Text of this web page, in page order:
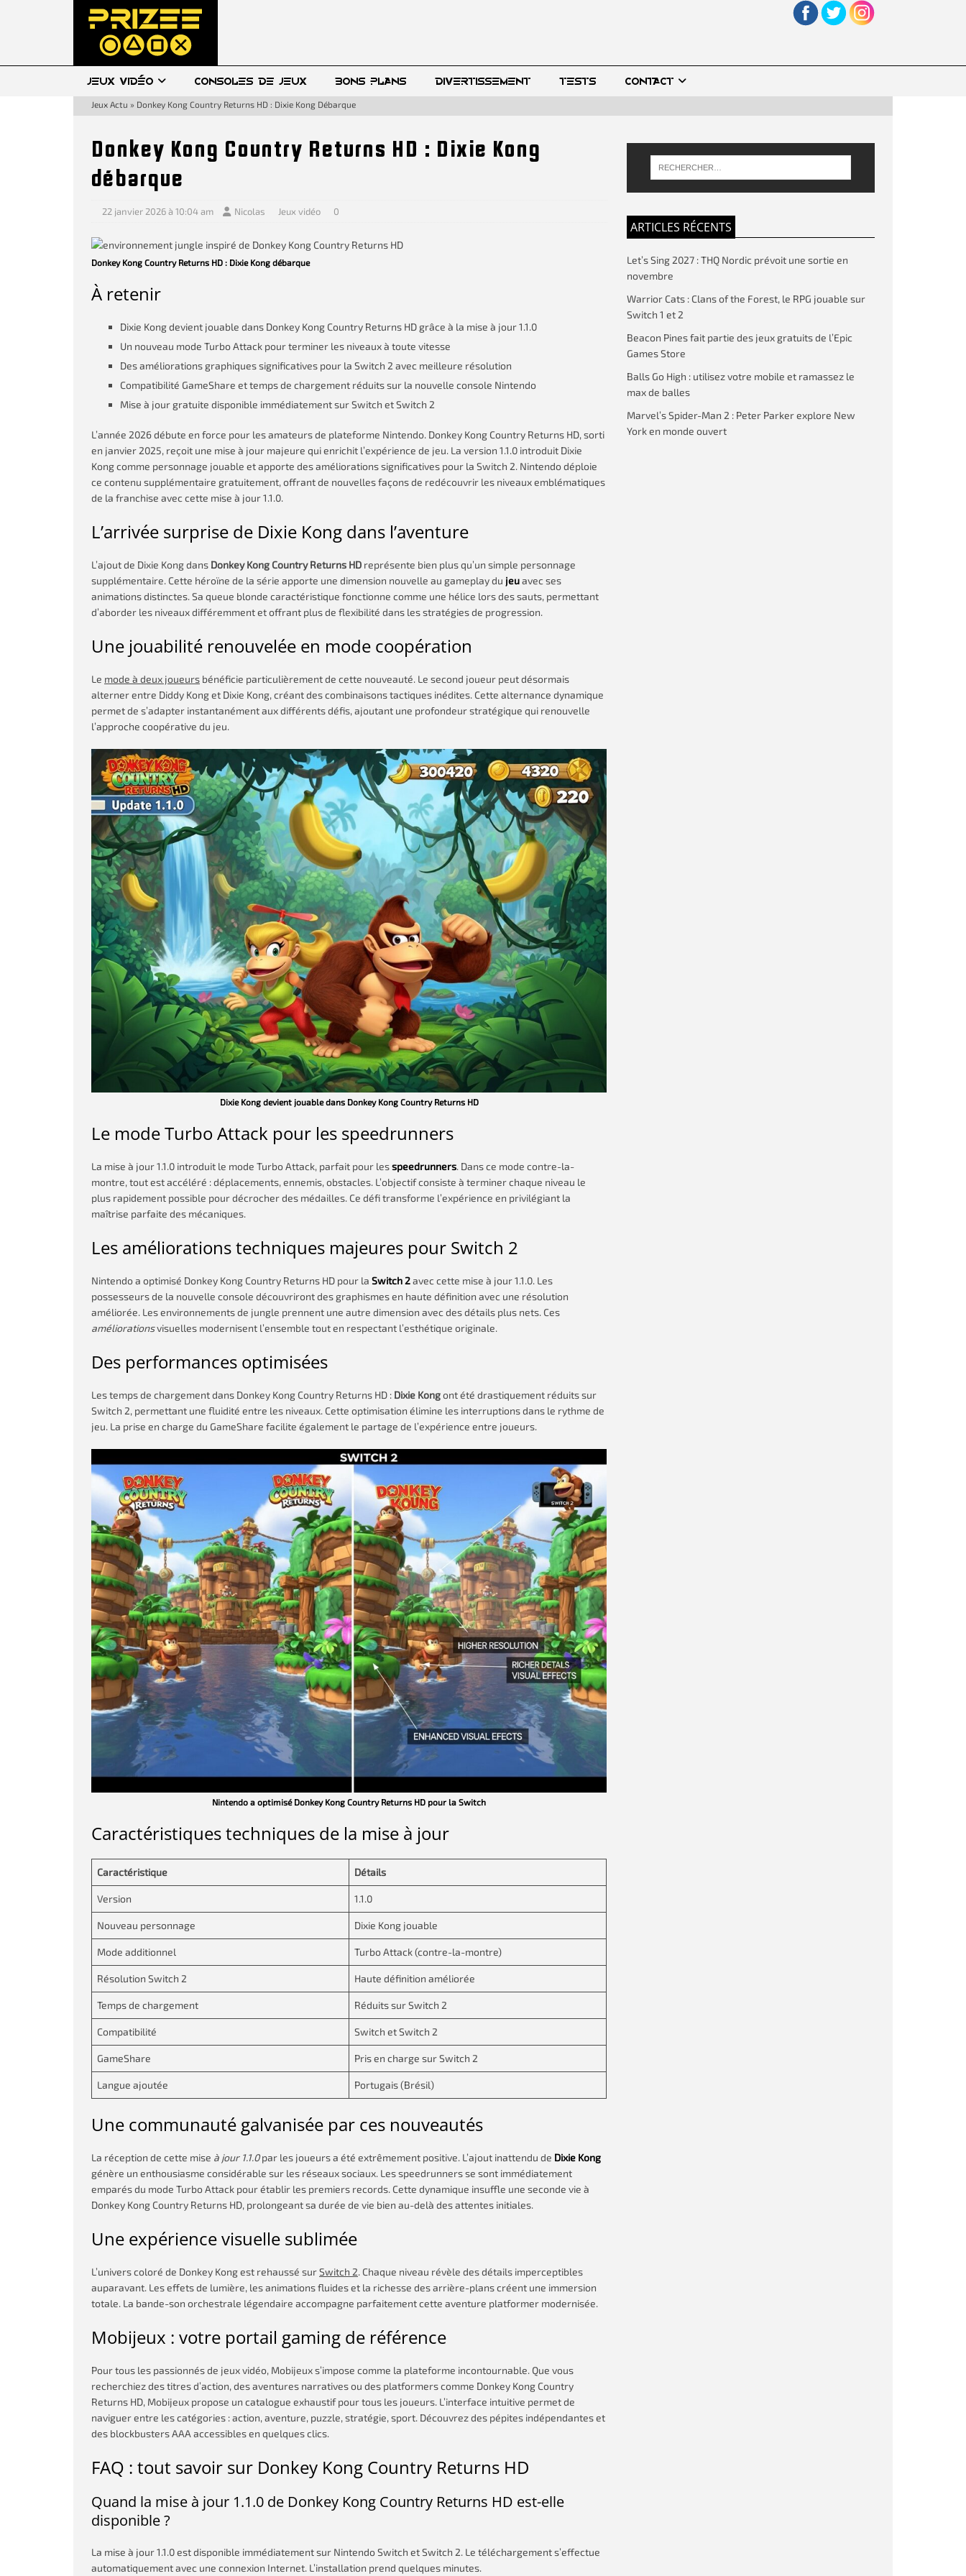
JEUX VIDÉO CONSOLES DE JEUX BONS PLANS DIVERTISSEMENT TESTS CONTACT
Jeux Actu » Donkey Kong Country Returns HD : Dixie Kong Débarque
Donkey Kong Country Returns HD : Dixie Kong
débarque
22 janvier 2026 à 10:04 am Nicolas Jeux vidéo 0
Donkey Kong Country Returns HD : Dixie Kong débarque
À retenir
Dixie Kong devient jouable dans Donkey Kong Country Returns HD grâce à la mise à jour 1.1.0
Un nouveau mode Turbo Attack pour terminer les niveaux à toute vitesse
Des améliorations graphiques significatives pour la Switch 2 avec meilleure résolution
Compatibilité GameShare et temps de chargement réduits sur la nouvelle console Nintendo
Mise à jour gratuite disponible immédiatement sur Switch et Switch 2
L’année 2026 débute en force pour les amateurs de plateforme Nintendo. Donkey Kong Country Returns HD, sorti
en janvier 2025, reçoit une mise à jour majeure qui enrichit l’expérience de jeu. La version 1.1.0 introduit Dixie
Kong comme personnage jouable et apporte des améliorations significatives pour la Switch 2. Nintendo déploie
ce contenu supplémentaire gratuitement, offrant de nouvelles façons de redécouvrir les niveaux emblématiques
de la franchise avec cette mise à jour 1.1.0.
L’arrivée surprise de Dixie Kong dans l’aventure
L’ajout de Dixie Kong dans Donkey Kong Country Returns HD représente bien plus qu’un simple personnage
supplémentaire. Cette héroïne de la série apporte une dimension nouvelle au gameplay du jeuavec ses
animations distinctes. Sa queue blonde caractéristique fonctionne comme une hélice lors des sauts, permettant
d’aborder les niveaux différemment et offrant plus de flexibilité dans les stratégies de progression.
Une jouabilité renouvelée en mode coopération
Le mode à deux joueurs bénéficie particulièrement de cette nouveauté. Le second joueur peut désormais
alterner entre Diddy Kong et Dixie Kong, créant des combinaisons tactiques inédites. Cette alternance dynamique
permet de s’adapter instantanément aux différents défis, ajoutant une profondeur stratégique qui renouvelle
l’approche coopérative du jeu.
Dixie Kong devient jouable dans Donkey Kong Country Returns HD
Le mode Turbo Attack pour les speedrunners
La mise à jour 1.1.0 introduit le mode Turbo Attack, parfait pour lesspeedrunners. Dans ce mode contre-la-
montre, tout est accéléré : déplacements, ennemis, obstacles. L’objectif consiste à terminer chaque niveau le
plus rapidement possible pour décrocher des médailles. Ce défi transforme l’expérience en privilégiant la
maîtrise parfaite des mécaniques.
Les améliorations techniques majeures pour Switch 2
Nintendo a optimisé Donkey Kong Country Returns HD pour la Switch 2avec cette mise à jour 1.1.0. Les
possesseurs de la nouvelle console découvriront des graphismes en haute définition avec une résolution
améliorée. Les environnements de jungle prennent une autre dimension avec des détails plus nets. Ces
améliorationsvisuelles modernisent l’ensemble tout en respectant l’esthétique originale.
Des performances optimisées
Les temps de chargement dans Donkey Kong Country Returns HD : Dixie Kongont été drastiquement réduits sur
Switch 2, permettant une fluidité entre les niveaux. Cette optimisation élimine les interruptions dans le rythme de
jeu. La prise en charge du GameShare facilite également le partage de l’expérience entre joueurs.
Nintendo a optimisé Donkey Kong Country Returns HD pour la Switch
Caractéristiques techniques de la mise à jour
Caractéristique Détails
Version 1.1.0
Nouveau personnage Dixie Kong jouable
Mode additionnel Turbo Attack (contre-la-montre)
Résolution Switch 2 Haute définition améliorée
Temps de chargement Réduits sur Switch 2
Compatibilité Switch et Switch 2
GameShare Pris en charge sur Switch 2
Langue ajoutée Portugais (Brésil)
Une communauté galvanisée par ces nouveautés
La réception de cette mise à jour 1.1.0par les joueurs a été extrêmement positive. L’ajout inattendu de Dixie Kong
génère un enthousiasme considérable sur les réseaux sociaux. Les speedrunners se sont immédiatement
emparés du mode Turbo Attack pour établir les premiers records. Cette dynamique insuffle une seconde vie à
Donkey Kong Country Returns HD, prolongeant sa durée de vie bien au-delà des attentes initiales.
Une expérience visuelle sublimée
L’univers coloré de Donkey Kong est rehaussé surSwitch 2. Chaque niveau révèle des détails imperceptibles
auparavant. Les effets de lumière, les animations fluides et la richesse des arrière-plans créent une immersion
totale. La bande-son orchestrale légendaire accompagne parfaitement cette aventure platformer modernisée.
Mobijeux : votre portail gaming de référence
Pour tous les passionnés de jeux vidéo, Mobijeux s’impose comme la plateforme incontournable. Que vous
recherchiez des titres d’action, des aventures narratives ou des platformers comme Donkey Kong Country
Returns HD, Mobijeux propose un catalogue exhaustif pour tous les joueurs. L’interface intuitive permet de
naviguer entre les catégories : action, aventure, puzzle, stratégie, sport. Découvrez des pépites indépendantes et
des blockbusters AAA accessibles en quelques clics.
FAQ : tout savoir sur Donkey Kong Country Returns HD
Quand la mise à jour 1.1.0 de Donkey Kong Country Returns HD est-elle
disponible ?
La mise à jour 1.1.0 est disponible immédiatement sur Nintendo Switch et Switch 2. Le téléchargement s’effectue
automatiquement avec une connexion Internet. L’installation prend quelques minutes.
ARTICLES RÉCENTS
Let’s Sing 2027 : THQ Nordic prévoit une sortie en
novembre
Warrior Cats : Clans of the Forest, le RPG jouable sur
Switch 1 et 2
Beacon Pines fait partie des jeux gratuits de l’Epic
Games Store
Balls Go High : utilisez votre mobile et ramassez le
max de balles
Marvel’s Spider-Man 2 : Peter Parker explore New
York en monde ouvert